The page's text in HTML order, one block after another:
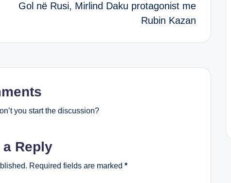
Gol në Rusi, Mirlind Daku protagonist me
Rubin Kazan
you start the discussion?
a Reply
Required fields are marked *